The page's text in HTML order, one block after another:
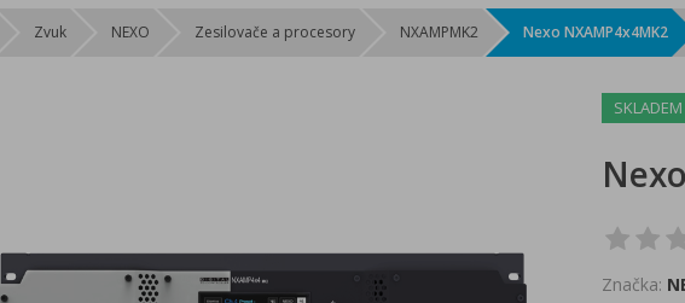
Zvuk NEXO Zesilovače a procesory NXAMPMK2 Nexo NXAMP4x4MK2
SKLADEM
Značka: